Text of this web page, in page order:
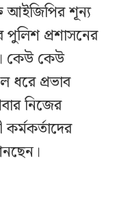
আইজিপির শূন্য
পুলিশ প্রশাসনের
কেউ কেউ
ধরে প্রভাব
নিজের
কর্মকর্তাদের